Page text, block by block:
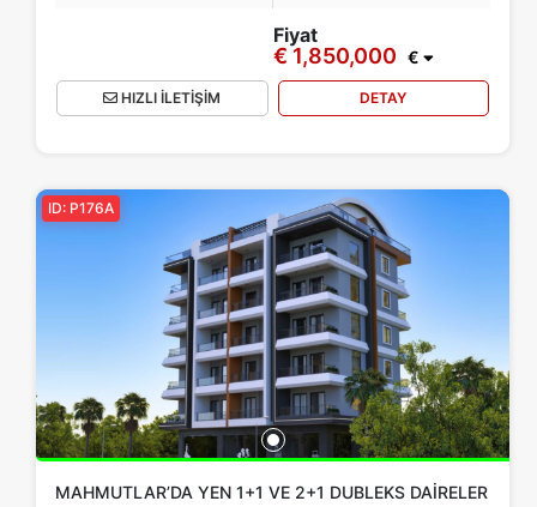
Fiyat
€ 1,850,000 €
HIZLI İLETİŞİM DETAY
ID: P176A
MAHMUTLAR’DA YEN 1+1 VE 2+1 DUBLEKS DAIRELER